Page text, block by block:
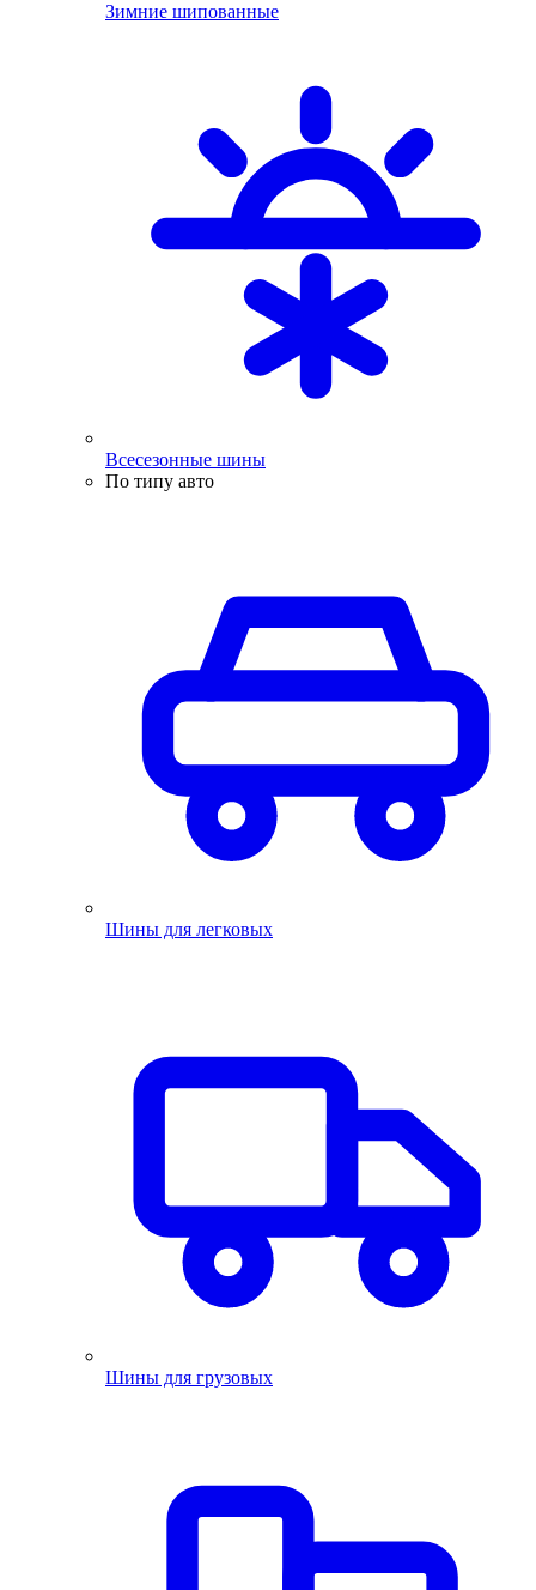
Зимние шипованные
Всесезонные шины
По типу авто
Шины для легковых
Шины для грузовых